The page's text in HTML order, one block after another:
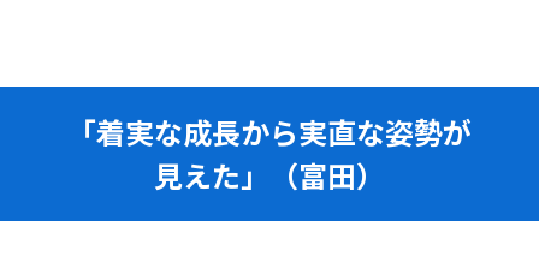
「着実な成長から実直な姿勢が
見えた」（富田）